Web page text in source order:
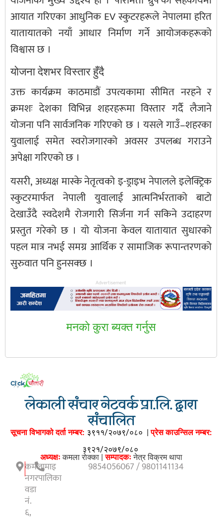
आयात गरिएका आधुनिक EV स्कुटरहरूले नेपालमा हरित
यातायातको नयाँ आधार निर्माण गर्ने आयोजकहरूको
विश्वास छ ।
योजना देशभर विस्तार हुँदै
उक्त कार्यक्रम काठमाडौं उपत्यकामा सीमित नरहने र
क्रमशः देशका विभिन्न शहरहरूमा विस्तार गर्दै लैजाने
योजना पनि सार्वजनिक गरिएको छ । यसले गाउँ–शहरका
युवालाई समेत स्वरोजगारको अवसर उपलब्ध गराउने
अपेक्षा गरिएको छ ।
यसरी, अध्यक्ष मास्के नेतृत्वको इ-ड्राइभ नेपालले इलेक्ट्रिक
स्कुटरमार्फत नेपाली युवालाई आत्मनिर्भरताको बाटो
देखाउँदै स्वदेशमै रोजगारी सिर्जना गर्न सकिने उदाहरण
प्रस्तुत गरेको छ । यो योजना केवल यातायात सुधारको
पहल मात्र नभई समग्र आर्थिक र सामाजिक रूपान्तरणको
सुरुवात पनि हुनसक्छ ।
Advertisement
मनकाे कुरा ब्यक्त गर्नुस
लेकाली संचार नेटवर्क प्रा.लि. द्वारा
संचालित
सूचना विभागको दर्ता नम्बर: ३९११/२०७९/०८० |प्रेस काउन्सिल नम्बर:
३९२१/२०७९/०८०
अध्यक्षःकमला राेक्का |सम्पादकःनेत्र विक्रम थापा
कमलामाइ
नगरपालिका
वडा
नं.
६,
9854056067 / 9801141134